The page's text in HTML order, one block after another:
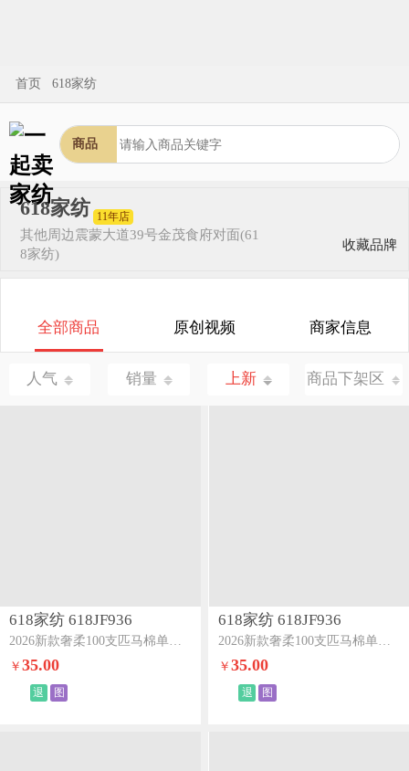
首页 618家纺
商品
618家纺 11年店
其他周边震蒙大道39号金茂食府对面(61
8家纺)
收藏品牌
全部商品 原创视频 商家信息
人气 销量 上新 商品下架区
618家纺 618JF936
￥35.00
退 图
618家纺 618JF936
2026新款奢柔100支匹马棉单枕套-海岛系列海岛粉
￥ 35.00
退 图